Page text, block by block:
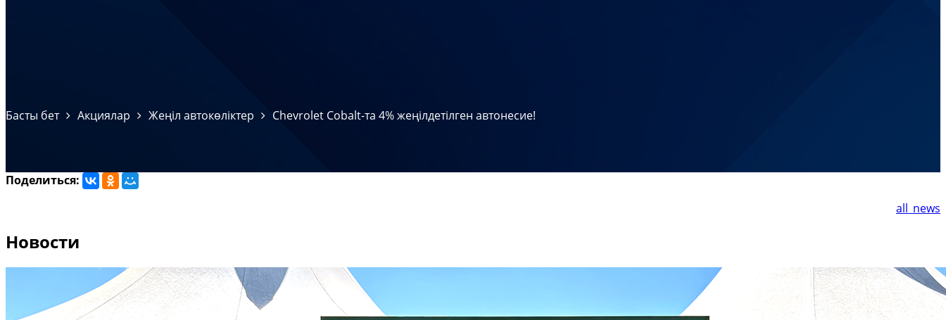
Басты бет Акциялар Жеңіл автокөліктер Chevrolet Cobalt-та 4% жеңілдетілген автонесие!
Поделиться:
all_news
Новости